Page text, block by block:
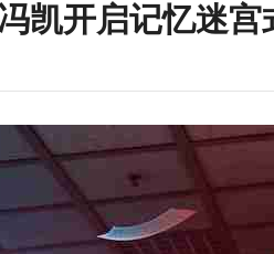
凯开启记忆迷宫